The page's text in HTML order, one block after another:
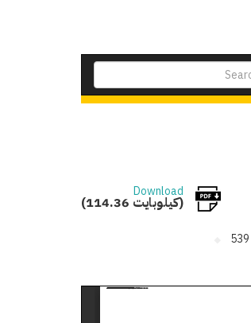
Download
(114.36 كيلوبايت)
539